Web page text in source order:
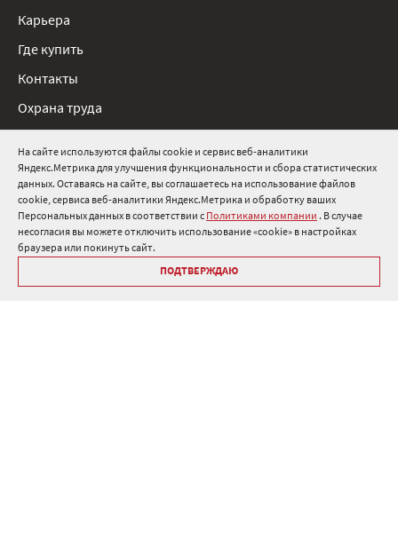
На сайте используются файлы cookie и сервис веб-аналитики
Яндекс.Метрика для улучшения функциональности и сбора статистических
данных. Оставаясь на сайте, вы соглашаетесь на использование файлов
cookie, сервиса веб-аналитики Яндекс.Метрика и обработку ваших
Персональных данных в соответствии с Политиками компании . В случае
несогласия вы можете отключить использование «cookie» в настройках
браузера или покинуть сайт.
ПОДТВЕРЖДАЮ
8 800 511 91 82
info@onduline.ru
Россия Беларусь Казахстан
Карьера
Где купить
Контакты
Охрана труда